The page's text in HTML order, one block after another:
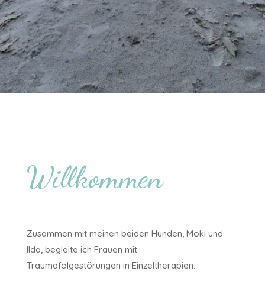
Willkommen
Zusammen mit meinen beiden Hunden, Moki und
Ilda, begleite ich Frauen mit
Traumafolgestörungen in Einzeltherapien.